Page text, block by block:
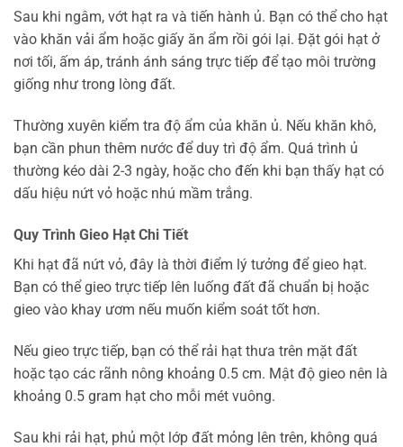
Sau khi ngâm, vớt hạt ra và tiến hành ủ. Bạn có thể cho hạt
vào khăn vải ẩm hoặc giấy ăn ẩm rồi gói lại. Đặt gói hạt ở
nơi tối, ấm áp, tránh ánh sáng trực tiếp để tạo môi trường
giống như trong lòng đất.
Thường xuyên kiểm tra độ ẩm của khăn ủ. Nếu khăn khô,
bạn cần phun thêm nước để duy trì độ ẩm. Quá trình ủ
thường kéo dài 2-3 ngày, hoặc cho đến khi bạn thấy hạt có
dấu hiệu nứt vỏ hoặc nhú mầm trắng.
Quy Trình Gieo Hạt Chi Tiết
Khi hạt đã nứt vỏ, đây là thời điểm lý tưởng để gieo hạt.
Bạn có thể gieo trực tiếp lên luống đất đã chuẩn bị hoặc
gieo vào khay ươm nếu muốn kiểm soát tốt hơn.
Nếu gieo trực tiếp, bạn có thể rải hạt thưa trên mặt đất
hoặc tạo các rãnh nông khoảng 0.5 cm. Mật độ gieo nên là
khoảng 0.5 gram hạt cho mỗi mét vuông.
Sau khi rải hạt, phủ một lớp đất mỏng lên trên, không quá